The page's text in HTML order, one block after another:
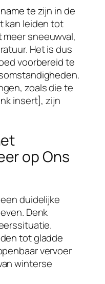
te zijn in de
kan leiden tot
sneeuwval,
Het is dus
voorbereid te
zoals die te
insert], zijn
op Ons
duidelijke
Denk
tot gladde
vervoer
winterse